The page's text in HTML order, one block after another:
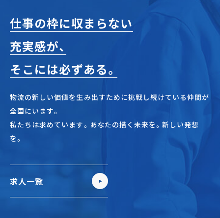
仕事の枠に収まらない
充実感が、
そこには必ずある。
物流の新しい価値を生み出すために挑戦し続けている仲間が
全国にいます。
私たちは求めています。あなたの描く未来を。新しい発想
を。
求人一覧